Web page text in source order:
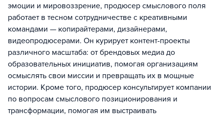
эмоции и мировоззрение, продюсер смыслового поля
работает в тесном сотрудничестве с креативными
командами — копирайтерами, дизайнерами,
видеопродюсерами. Он курирует контент-проекты
различного масштаба: от брендовых медиа до
образовательных инициатив, помогая организациям
осмыслять свои миссии и превращать их в мощные
истории. Кроме того, продюсер консультирует компании
по вопросам смыслового позиционирования и
трансформации, помогая им выстраивать